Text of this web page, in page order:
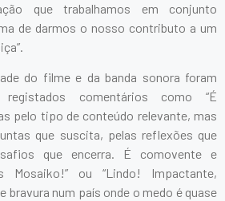
que trabalhamos em conjunto
de darmos o nosso contributo a um
do filme e da banda sonora foram
registados comentários como “É
pelo tipo de conteúdo relevante, mas
que suscita, pelas reflexões que
que encerra. É comovente e
Mosaiko!” ou “Lindo! Impactante,
bravura num país onde o medo é quase